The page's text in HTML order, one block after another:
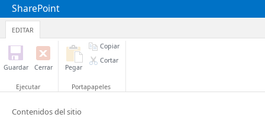
SharePoint
EDITAR
Guardar Cerrar
Ejecutar
Pegar
Copiar
Cortar
Portapapeles
Contenidos del sitio